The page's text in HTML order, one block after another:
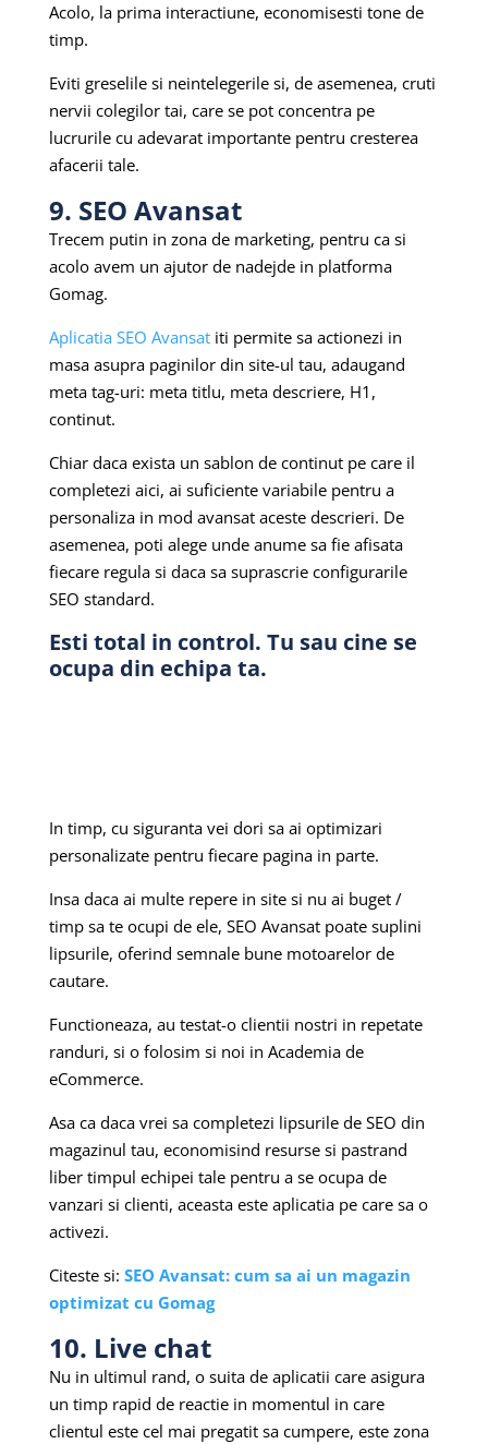
Acolo, la prima interactiune, economisesti tone de
timp.
Eviti greselile si neintelegerile si, de asemenea, cruti
nervii colegilor tai, care se pot concentra pe
lucrurile cu adevarat importante pentru cresterea
afacerii tale.
9. SEO Avansat
Trecem putin in zona de marketing, pentru ca si
acolo avem un ajutor de nadejde in platforma
Gomag.
Aplicatia SEO Avansatiti permite sa actionezi in
masa asupra paginilor din site-ul tau, adaugand
meta tag-uri: meta titlu, meta descriere, H1,
continut.
Chiar daca exista un sablon de continut pe care il
completezi aici, ai suficiente variabile pentru a
personaliza in mod avansat aceste descrieri. De
asemenea, poti alege unde anume sa fie afisata
fiecare regula si daca sa suprascrie configurarile
SEO standard.
Esti total in control. Tu sau cine se
ocupa din echipa ta.
In timp, cu siguranta vei dori sa ai optimizari
personalizate pentru fiecare pagina in parte.
Insa daca ai multe repere in site si nu ai buget /
timp sa te ocupi de ele, SEO Avansat poate suplini
lipsurile, oferind semnale bune motoarelor de
cautare.
Functioneaza, au testat-o clientii nostri in repetate
randuri, si o folosim si noi in Academia de
eCommerce.
Asa ca daca vrei sa completezi lipsurile de SEO din
magazinul tau, economisind resurse si pastrand
liber timpul echipei tale pentru a se ocupa de
vanzari si clienti, aceasta este aplicatia pe care sa o
activezi.
Citeste si: SEO Avansat: cum sa ai un magazin
optimizat cu Gomag
10. Live chat
Nu in ultimul rand, o suita de aplicatii care asigura
un timp rapid de reactie in momentul in care
clientul este cel mai pregatit sa cumpere, este zona